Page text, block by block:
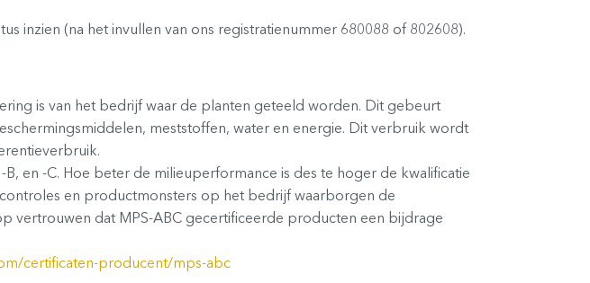
inzien (na het invullen van ons registratienummer 680088 of 802608).
is van het bedrijf waar de planten geteeld worden. Dit gebeurt
meststoffen, water en energie. Dit verbruik wordt
en -C. Hoe beter de milieuperformance is des te hoger de kwalificatie
controles en productmonsters op het bedrijf waarborgen de
vertrouwen dat MPS-ABC gecertificeerde producten een bijdrage
certificaten-producent/mps-abc